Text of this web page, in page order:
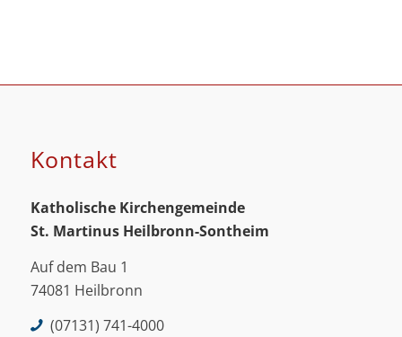
Kontakt
Katholische Kirchengemeinde
St. Martinus Heilbronn-Sontheim
Auf dem Bau 1
74081 Heilbronn
(07131) 741-4000